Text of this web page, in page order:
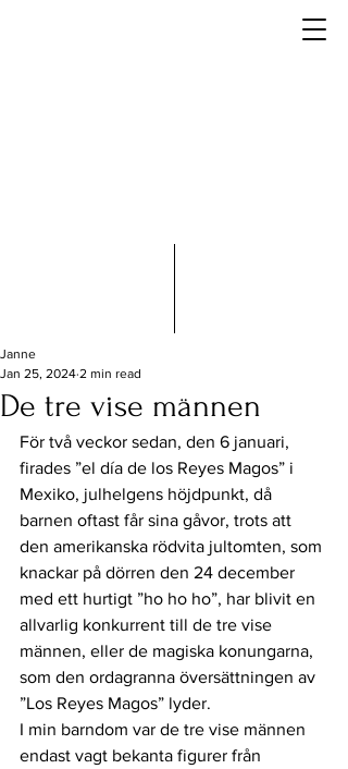
De tre vise männen
Janne
Jan 25, 2024 2 min read
För två veckor sedan, den 6 januari,
firades ”el día de los Reyes Magos” i
Mexiko, julhelgens höjdpunkt, då
barnen oftast får sina gåvor, trots att
den amerikanska rödvita jultomten, som
knackar på dörren den 24 december
med ett hurtigt ”ho ho ho”, har blivit en
allvarlig konkurrent till de tre vise
männen, eller de magiska konungarna,
som den ordagranna översättningen av
”Los Reyes Magos” lyder.
I min barndom var de tre vise männen
endast vagt bekanta figurer från